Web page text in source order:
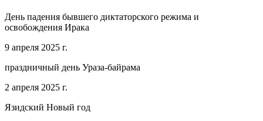
День падения бывшего диктаторского режима и
освобождения Ирака
9 апреля 2025 г.
праздничный день Ураза-байрама
2 апреля 2025 г.
Язидский Новый год